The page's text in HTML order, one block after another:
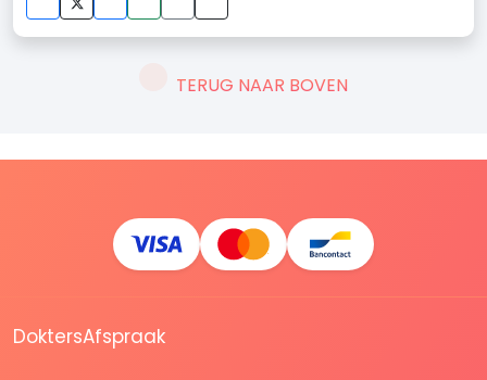
TERUG NAAR BOVEN
DoktersAfspraak